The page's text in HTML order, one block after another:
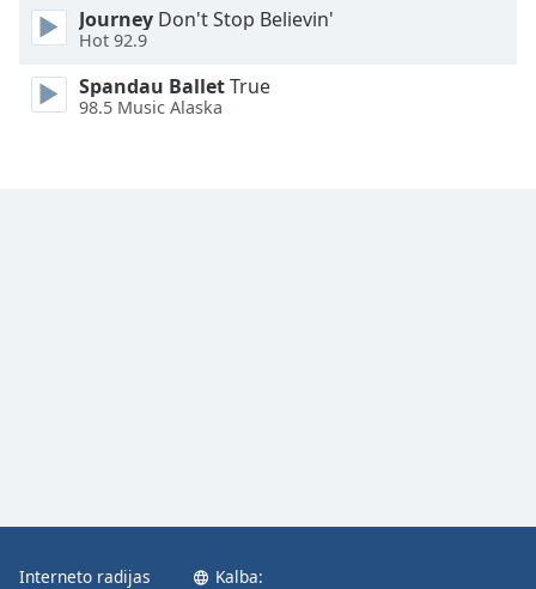
Reset
Close
Modal
Journey Don't Stop Believin'
Hot 92.9
Spandau BalletTrue
98.5 Music Alaska
Interneto radijas
Kalba: